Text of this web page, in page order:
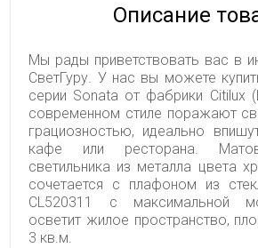
Описание
Мы рады приветствовать вас в
СветГуру. У нас вы можете
серии Sonata от фабрики Citilux
современном стиле поражают
грациозностью, идеально
кафе или ресторана.
светильника из металла цвета
сочетается с плафоном из
CL520311 с максимальной
осветит жилое пространство,
3 кв.м.